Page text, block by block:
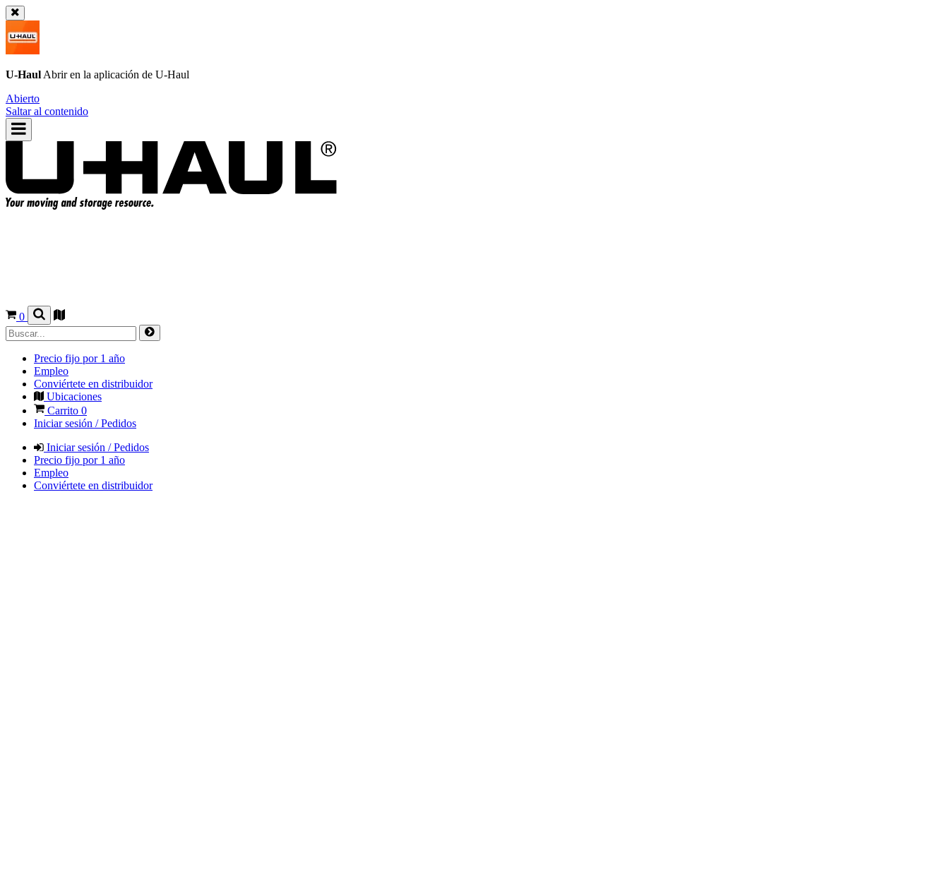
U-Haul Abrir en la aplicación de U-Haul
Abierto
Saltar al contenido
0
Precio fijo por 1 año
Empleo
Conviértete en distribuidor
Ubicaciones
Carrito 0
Iniciar sesión / Pedidos
Iniciar sesión / Pedidos
Precio fijo por 1 año
Empleo
Conviértete en distribuidor